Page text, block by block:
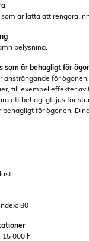
är lätta att rengöra
belysning.
som är behagligt för
ansträngande för
till exempel effekter
ett behagligt ljus för
behagligt för ögonen.
80
15 000 h